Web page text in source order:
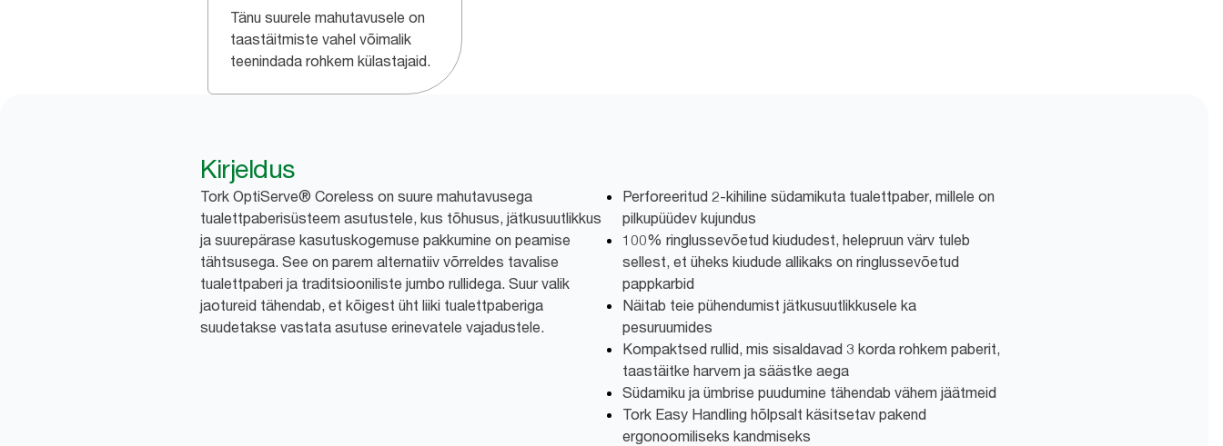
Tänu suurele mahutavusele on
taastäitmiste vahel võimalik
teenindada rohkem külastajaid.
Kirjeldus
Tork OptiServe® Coreless on suure mahutavusega
tualettpaberisüsteem asutustele, kus tõhusus, jätkusuutlikkus
ja suurepärase kasutuskogemuse pakkumine on peamise
tähtsusega. See on parem alternatiiv võrreldes tavalise
tualettpaberi ja traditsiooniliste jumbo rullidega. Suur valik
jaotureid tähendab, et kõigest üht liiki tualettpaberiga
suudetakse vastata asutuse erinevatele vajadustele.
Perforeeritud 2-kihiline südamikuta tualettpaber, millele on
pilkupüüdev kujundus
100% ringlussevõetud kiududest, helepruun värv tuleb
sellest, et üheks kiudude allikaks on ringlussevõetud
pappkarbid
Näitab teie pühendumist jätkusuutlikkusele ka
pesuruumides
Kompaktsed rullid, mis sisaldavad 3 korda rohkem paberit,
taastäitke harvem ja säästke aega
Südamiku ja ümbrise puudumine tähendab vähem jäätmeid
Tork Easy Handling hõlpsalt käsitsetav pakend
ergonoomiliseks kandmiseks